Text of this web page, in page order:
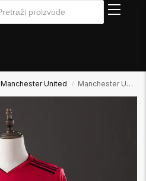
Manchester United / Manchester United 2018/2019 Home Domaći